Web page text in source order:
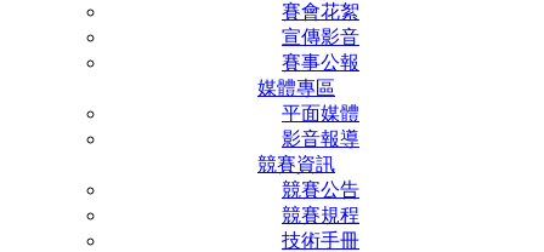
賽會花絮
宣傳影音
賽事公報
媒體專區
平面媒體
影音報導
競賽資訊
競賽公告
競賽規程
技術手冊